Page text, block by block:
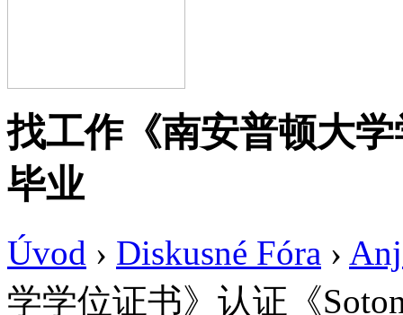
找工作《南安普顿大
毕业
Úvod › Diskusné Fóra ›
学学位证书》认证《